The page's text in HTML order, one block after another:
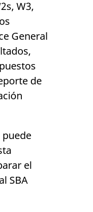
W3,
General
de
el
SBA